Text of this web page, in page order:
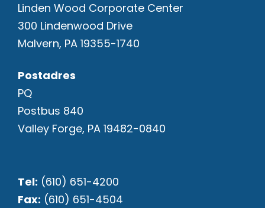
Linden Wood Corporate Center
300 Lindenwood Drive
Malvern, PA 19355-1740
Postadres
PQ
Postbus 840
Valley Forge, PA 19482-0840
Tel: (610) 651-4200
Fax: (610) 651-4504